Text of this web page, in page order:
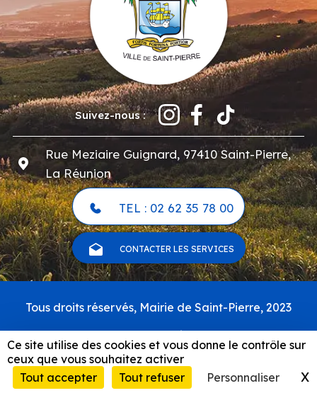
Suivez-nous :
Rue Meziaire Guignard, 97410 Saint-Pierre,
La Réunion
TEL : 02 62 35 78 00
CONTACTER LES SERVICES
Pied
de
page
Tous droits réservés, Mairie de Saint-Pierre, 2023
Carte du site
Mentions légales & politique de confidentialité
RSS
Ce site utilise des cookies et vous donne le contrôle sur
ceux que vous souhaitez activer
Tout accepter
Tout refuser Personnaliser X